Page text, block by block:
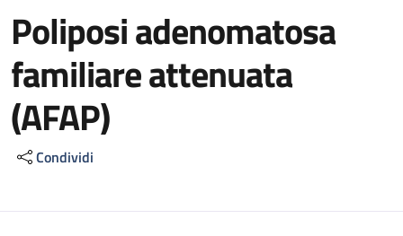
Poliposi adenomatosa
familiare attenuata
(AFAP)
Condividi